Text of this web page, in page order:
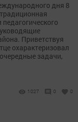
дня 8
Приветствуя
охарактеризовал
задачи,
1027 0 0